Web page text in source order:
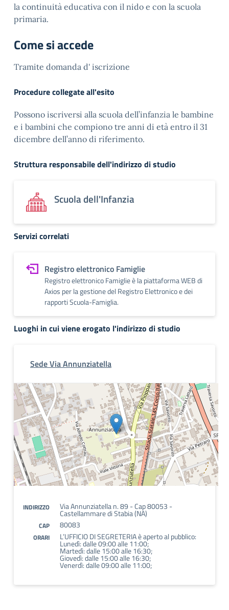
la continuità educativa con il nido e con la scuola
primaria.
Come si accede
Tramite domanda d' iscrizione
Procedure collegate all'esito
Possono iscriversi alla scuola dell’infanzia le bambine
e i bambini che compiono tre anni di età entro il 31
dicembre dell’anno di riferimento.
Struttura responsabile dell'indirizzo di studio
Scuola dell'Infanzia
Servizi correlati
Registro elettronico Famiglie
Registro elettronico Famiglie è la piattaforma WEB di
Axios per la gestione del Registro Elettronico e dei
rapporti Scuola-Famiglia.
Luoghi in cui viene erogato l'indirizzo di studio
Sede Via Annunziatella
INDIRIZZO Via Annunziatella n. 89 - Cap 80053 -
Castellammare di Stabia (NA)
CAP 80083
ORARI L’UFFICIO DI SEGRETERIA è aperto al pubblico:
Lunedì: dalle 09:00 alle 11:00;
Martedì: dalle 15:00 alle 16:30;
Giovedì: dalle 15:00 alle 16:30;
Venerdì: dalle 09:00 alle 11:00;